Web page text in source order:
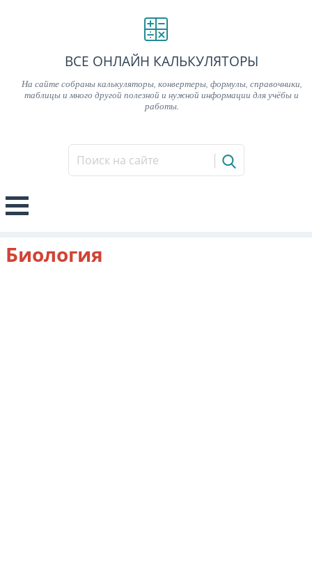
ВСЕ ОНЛАЙН КАЛЬКУЛЯТОРЫ
На сайте собраны калькуляторы, конвертеры, формулы, справочники,
таблицы и много другой полезной и нужной информации для учёбы и
работы.
Биология